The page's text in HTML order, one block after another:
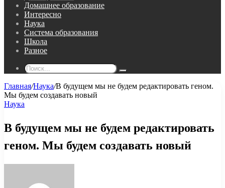
Домашнее образование
Интересно
Наука
Система образования
Школа
Разное
Поиск...
Главная/Наука/В будущем мы не будем редактировать геном.
Мы будем создавать новый
Наука
В будущем мы не будем редактировать
геном. Мы будем создавать новый